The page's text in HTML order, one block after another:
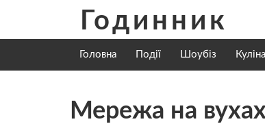
content
Годинник
Головна Події Шоубіз
Мережа на